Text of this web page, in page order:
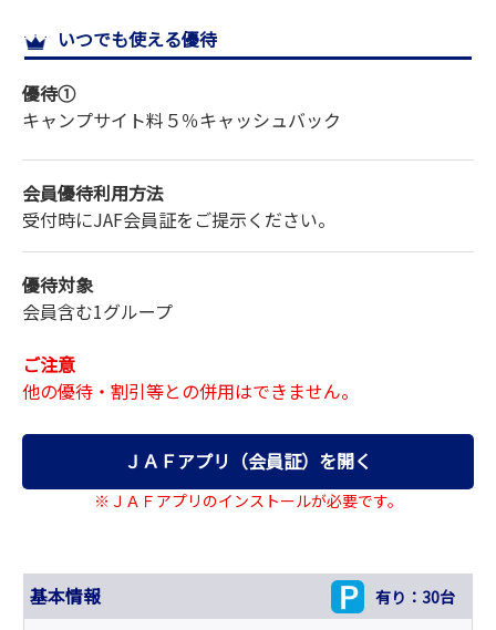
サイトマップ
いつでも使える優待
優待①
キャンプサイト料５％キャッシュバック
会員優待利用方法
受付時にJAF会員証をご提示ください。
優待対象
会員含む1グループ
ご注意
他の優待・割引等との併用はできません。
ＪＡＦアプリ（会員証）を開く
※ＪＡＦアプリのインストールが必要です。
基本情報 有り：30台